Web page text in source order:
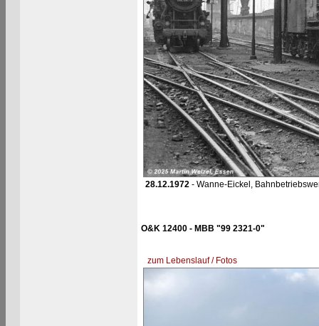
28.12.1972- Wanne-Eickel,
O&K 12400 - MBB "99 2321-0"
zum Lebenslauf / Fotos